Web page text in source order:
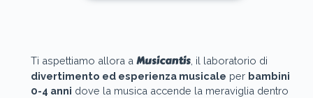
Ti aspettiamo allora a Musicantis, il laboratorio di
divertimento ed esperienza musicale per bambini
0-4 anni dove la musica accende la meraviglia dentro